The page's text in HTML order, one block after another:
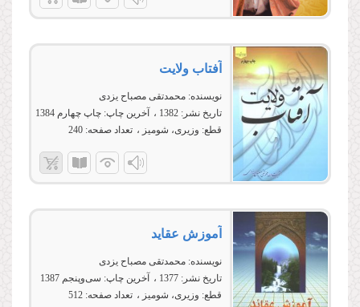
آفتاب ولایت‏
نویسنده: محمدتقی مصباح یزدی
تاریخ نشر: 1382 آخرین چاپ: چاپ چهارم 1384
قطع: وزیری، شومیز تعداد صفحه: 240
آموزش عقاید
نویسنده: محمدتقی مصباح یزدی
تاریخ نشر: 1377 آخرین چاپ: سی‌وپنجم 1387
قطع: وزیری، شومیز تعداد صفحه: 512